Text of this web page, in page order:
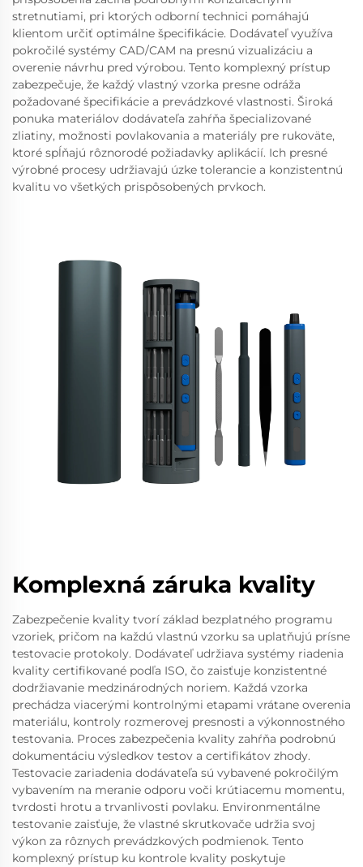
stretnutiami, pri ktorých odborní technici pomáhajú
klientom určiť optimálne špecifikácie. Dodávateľ využíva
pokročilé systémy CAD/CAM na presnú vizualizáciu a
overenie návrhu pred výrobou. Tento komplexný prístup
zabezpečuje, že každý vlastný vzorka presne odráža
požadované špecifikácie a prevádzkové vlastnosti. Široká
ponuka materiálov dodávateľa zahŕňa špecializované
zliatiny, možnosti povlakovania a materiály pre rukoväte,
ktoré spĺňajú rôznorodé požiadavky aplikácií. Ich presné
výrobné procesy udržiavajú úzke tolerancie a konzistentnú
kvalitu vo všetkých prispôsobených prvkoch.
Komplexná záruka kvality
Zabezpečenie kvality tvorí základ bezplatného programu
vzoriek, pričom na každú vlastnú vzorku sa uplatňujú prísne
testovacie protokoly. Dodávateľ udržiava systémy riadenia
kvality certifikované podľa ISO, čo zaisťuje konzistentné
dodržiavanie medzinárodných noriem. Každá vzorka
prechádza viacerými kontrolnými etapami vrátane overenia
materiálu, kontroly rozmerovej presnosti a výkonnostného
testovania. Proces zabezpečenia kvality zahŕňa podrobnú
dokumentáciu výsledkov testov a certifikátov zhody.
Testovacie zariadenia dodávateľa sú vybavené pokročilým
vybavením na meranie odporu voči krútiacemu momentu,
tvrdosti hrotu a trvanlivosti povlaku. Environmentálne
testovanie zaisťuje, že vlastné skrutkovače udržia svoj
výkon za rôznych prevádzkových podmienok. Tento
komplexný prístup ku kontrole kvality poskytuje